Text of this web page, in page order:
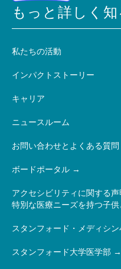
もっと詳しく知
私たちの活動
インパクトストーリー
キャリア
ニュースルーム
お問い合わせとよくある質問
ボードポータル
アクセシビリティに関する声
特別な医療ニーズを持つ子
スタンフォード・メディシン
スタンフォード大学医学部